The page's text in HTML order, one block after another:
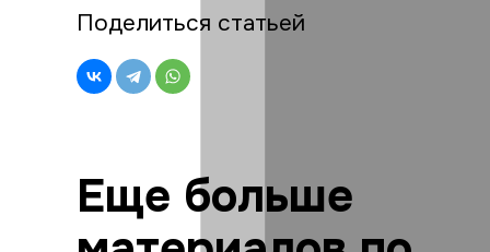
Поделиться статьей
Еще больше